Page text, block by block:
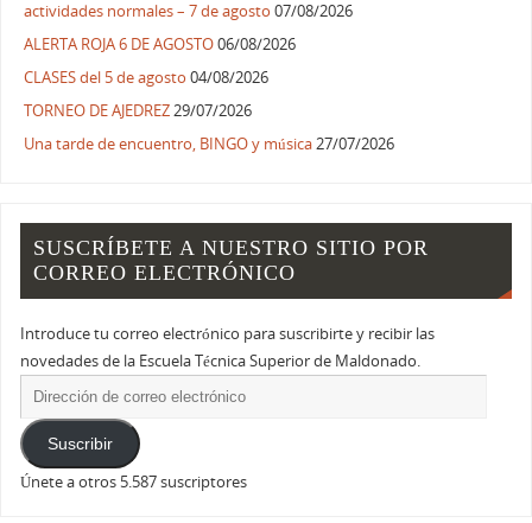
actividades normales – 7 de agosto 07/08/2026
ALERTA ROJA 6 DE AGOSTO06/08/2026
CLASES del 5 de agosto 04/08/2026
TORNEO DE AJEDREZ29/07/2026
Una tarde de encuentro, BINGO y música27/07/2026
SUSCRÍBETE A NUESTRO SITIO POR
CORREO ELECTRÓNICO
Introduce tu correo electrónico para suscribirte y recibir las
novedades de la Escuela Técnica Superior de Maldonado.
Suscribir
Únete a otros 5.587 suscriptores